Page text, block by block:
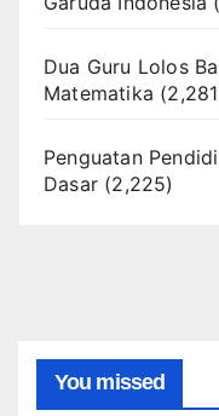
Dua Guru Lolos
Matematika
Penguatan
Dasar (2,225)
You missed